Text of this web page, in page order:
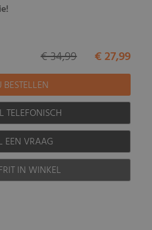
€ 27,99
€ 34,99
TELEFONISCH
EEN VRAAG
IN WINKEL